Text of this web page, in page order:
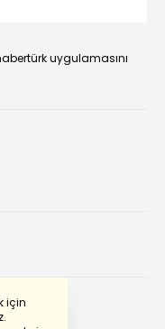
için
uygulamasını